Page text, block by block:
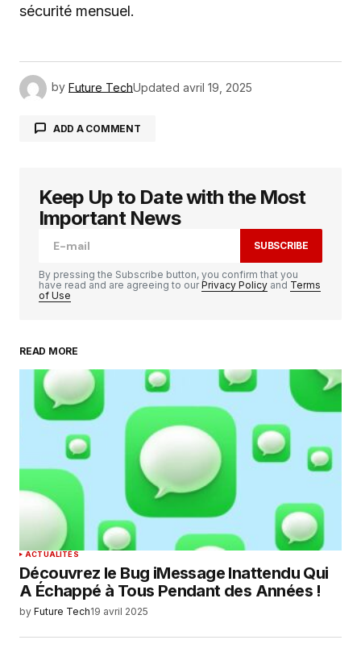
sécurité mensuel.
by Future TechUpdated avril 19, 2025
ADD A COMMENT
Votre adresse e-mail ne sera pas publiée. Les
champs obligatoires sont indiqués avec
Your Name
Your E-mail
Enregistrer mon nom, mon e-mail et mon
site dans le navigateur pour mon prochain
commentaire.
SUBMIT COMMENT
Keep Up to Date with the Most
Important News
SUBSCRIBE
By pressing the Subscribe button, you confirm that you
have read and are agreeing to ourPrivacy Policy and Terms
of Use
READ MORE
ACTUALITÉS
Découvrez le Bug iMessage Inattendu Qui
A Échappé à Tous Pendant des Années !
by Future Tech19 avril 2025